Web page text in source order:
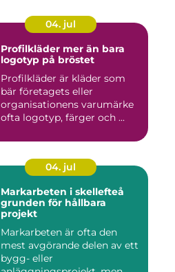
04. jul
Profilkläder mer än bara
logotyp på bröstet
Profilkläder är kläder som
bär företagets eller
organisationens varumärke
ofta logotyp, färger och ...
04. jul
Markarbeten i skellefteå
grunden för hållbara
projekt
Markarbeten är ofta den
mest avgörande delen av ett
bygg- eller